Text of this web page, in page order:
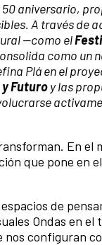
aniversario,
A través de
—como el
como un
Plá en el
Futuroy las
En el
que pone en
de
Ondas en el
configuran